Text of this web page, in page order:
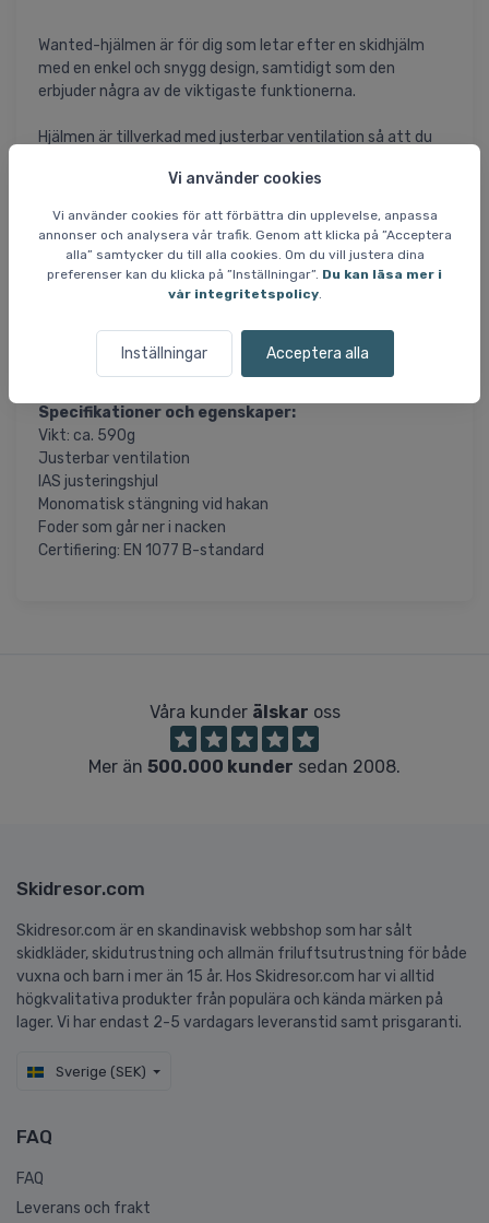
Vi använder cookies
Vi använder cookies för att förbättra din upplevelse, anpassa
annonser och analysera vår trafik. Genom att klicka på ”Acceptera
alla” samtycker du till alla cookies. Om du vill justera dina
preferenser kan du klicka på ”Inställningar”. Du kan läsa mer i
vår integritetspolicy.
Inställningar Acceptera alla
Wanted-hjälmen är för dig som letar efter en skidhjälm
med en enkel och snygg design, samtidigt som den
erbjuder några av de viktigaste funktionerna.
Hjälmen är tillverkad med justerbar ventilation så att du
baksidan vilket ger lite extra värme, perfekt om du har
När du ska anpassa hjälmen använder du justeringshjulet
på baksidan. Det gör det enkelt att få bästa möjliga
passform till din huvudstorlek. Hjälmen stängs med ett
trycka in den röda knappen. Det är enkelt att använda,
även när du har dina handskar på.
Specifikationer och egenskaper:
Vikt: ca. 590g
Justerbar ventilation
IAS justeringshjul
Monomatisk stängning vid hakan
Foder som går ner i nacken
Certifiering: EN 1077 B-standard
Våra kunder älskar oss
Mer än 500.000 kunder sedan 2008.
Skidresor.com
Skidresor.com är en skandinavisk webbshop som har sålt
skidkläder, skidutrustning och allmän friluftsutrustning för både
vuxna och barn i mer än 15 år. Hos Skidresor.com har vi alltid
högkvalitativa produkter från populära och kända märken på
lager. Vi har endast 2-5 vardagars leveranstid samt prisgaranti.
Sverige (SEK)
FAQ
FAQ
Leverans och frakt